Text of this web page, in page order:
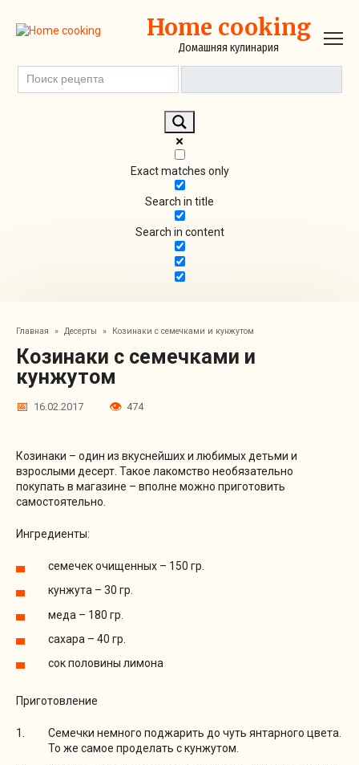
контенту
Home cooking
Домашняя кулинария
Exact matches only
Search in title
Search in content
Главная » Десерты » Козинаки с семечками и кунжутом
Козинаки с семечками и
кунжутом
16.02.2017 474
Козинаки – один из вкуснейших и любимых детьми и
взрослыми десерт. Такое лакомство необязательно
покупать в магазине – вполне можно приготовить
самостоятельно.
Ингредиенты:
семечек очищенных – 150 гр.
кунжута – 30 гр.
меда – 180 гр.
сахара – 40 гр.
сок половины лимона
Приготовление
Семечки немного поджарить до чуть янтарного цвета.
То же самое проделать с кунжутом.